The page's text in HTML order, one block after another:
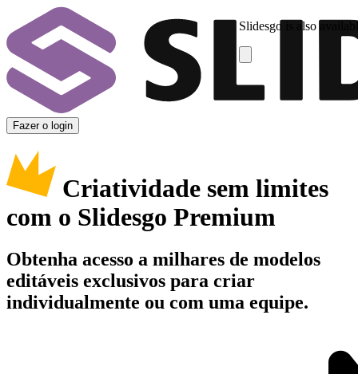
Slidesgo is also
Fazer o login
Criatividade sem limites
com o Slidesgo Premium
Obtenha acesso a milhares de modelos
editáveis exclusivos para criar
individualmente ou com uma equipe.